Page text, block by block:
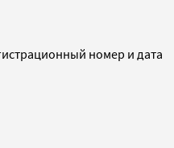
номер и дата